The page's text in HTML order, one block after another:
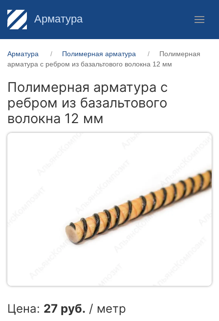
Арматура
Арматура Полимерная арматура
Полимерная
арматура c ребром из базальтового волокна 12 мм
Полимерная арматура c
ребром из базальтового
волокна 12 мм
Цена: 27 руб. / метр